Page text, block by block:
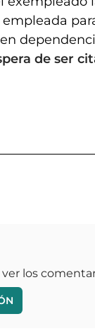
de ser
los